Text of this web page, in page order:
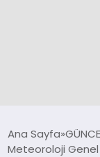
Ana Sayfa
Meteoroloji Genel